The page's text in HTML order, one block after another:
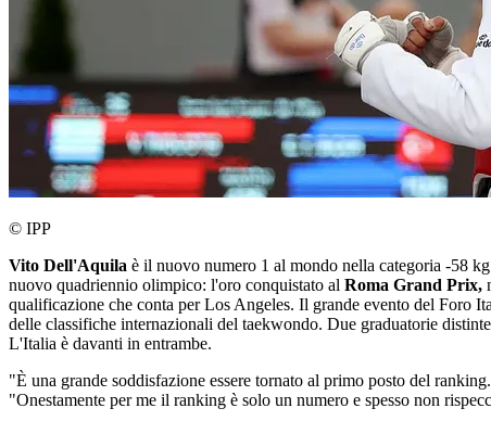
© IPP
Vito Dell'Aquila è il nuovo numero 1 al mondo nella categoria -58
nuovo quadriennio olimpico: l'oro conquistato al Roma Grand Prix,
qualificazione che conta per Los Angeles. Il grande evento del Foro
delle classifiche internazionali del taekwondo. Due graduatorie
L'Italia è davanti in entrambe.
"È una grande soddisfazione essere tornato al primo posto del
"Onestamente per me il ranking è solo un numero e spesso non